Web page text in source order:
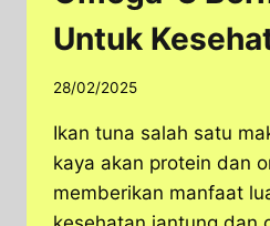
Untuk
28/02/2025
Ikan tuna salah satu
kaya akan protein dan
memberikan manfaat